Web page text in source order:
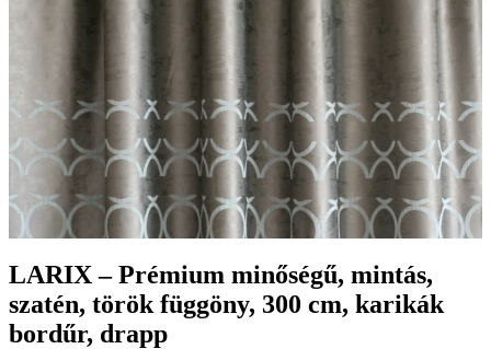
LARIX – Prémium minőségű, mintás,
szatén, török függöny, 300 cm, karikák
bordűr, drapp